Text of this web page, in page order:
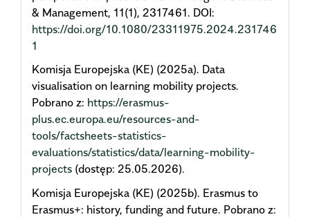
& Management, 11(1), 2317461. DOI:
https://doi.org/10.1080/23311975.2024.231746
1
Komisja Europejska (KE) (2025a). Data
visualisation on learning mobility projects.
Pobrano z: https://erasmus-
plus.ec.europa.eu/resources-and-
tools/factsheets-statistics-
evaluations/statistics/data/learning-mobility-
projects (dostęp: 25.05.2026).
Komisja Europejska (KE) (2025b). Erasmus to
Erasmus+: history, funding and future. Pobrano z: